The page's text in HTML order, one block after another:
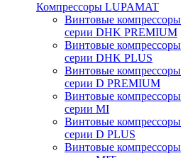
Компрессоры LUPAMAT
Винтовые компрессоры
серии DHK PREMIUM
Винтовые компрессоры
серии DHK PLUS
Винтовые компрессоры
серии D PREMIUM
Винтовые компрессоры
серии MI
Винтовые компрессоры
серии D PLUS
Винтовые компрессоры